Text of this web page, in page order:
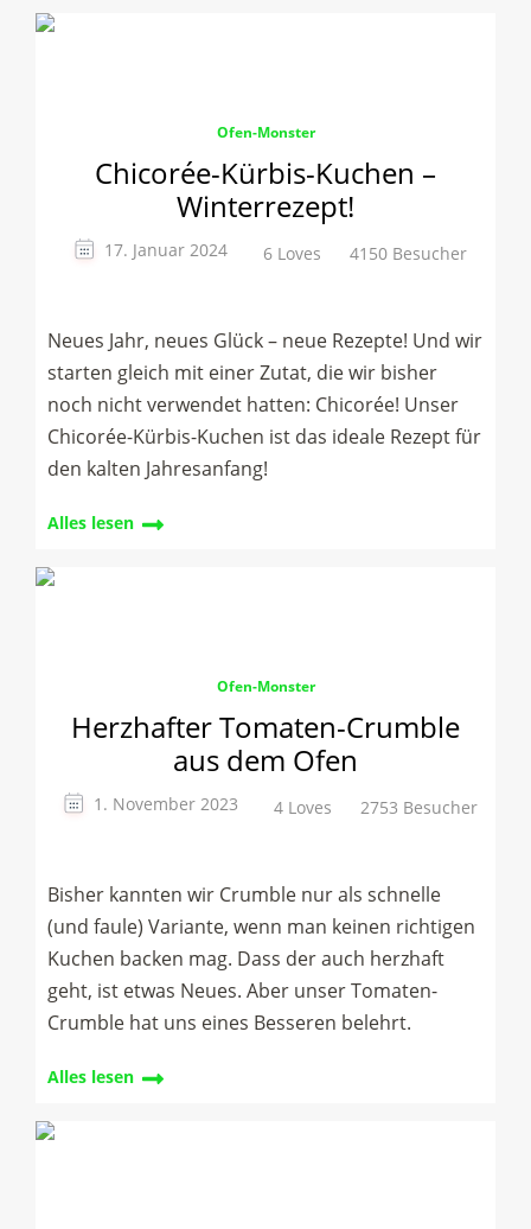
Ofen-Monster
Chicorée-Kürbis-Kuchen –
Winterrezept!
17. Januar 2024 6 Loves 4150 Besucher
Neues Jahr, neues Glück – neue Rezepte! Und wir
starten gleich mit einer Zutat, die wir bisher
noch nicht verwendet hatten: Chicorée! Unser
Chicorée-Kürbis-Kuchen ist das ideale Rezept für
den kalten Jahresanfang!
Alles lesen
Ofen-Monster
Herzhafter Tomaten-Crumble
aus dem Ofen
1. November 2023 4 Loves 2753 Besucher
Bisher kannten wir Crumble nur als schnelle
(und faule) Variante, wenn man keinen richtigen
Kuchen backen mag. Dass der auch herzhaft
geht, ist etwas Neues. Aber unser Tomaten-
Crumble hat uns eines Besseren belehrt.
Alles lesen